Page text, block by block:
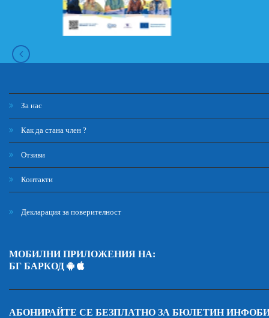
За нас
Как да стана член ?
Отзиви
Контакти
Декларация за поверителност
МОБИЛНИ ПРИЛОЖЕНИЯ НА:
БГ БАРКОД
АБОНИРАЙТЕ СЕ БЕЗПЛАТНО ЗА БЮЛЕТИН